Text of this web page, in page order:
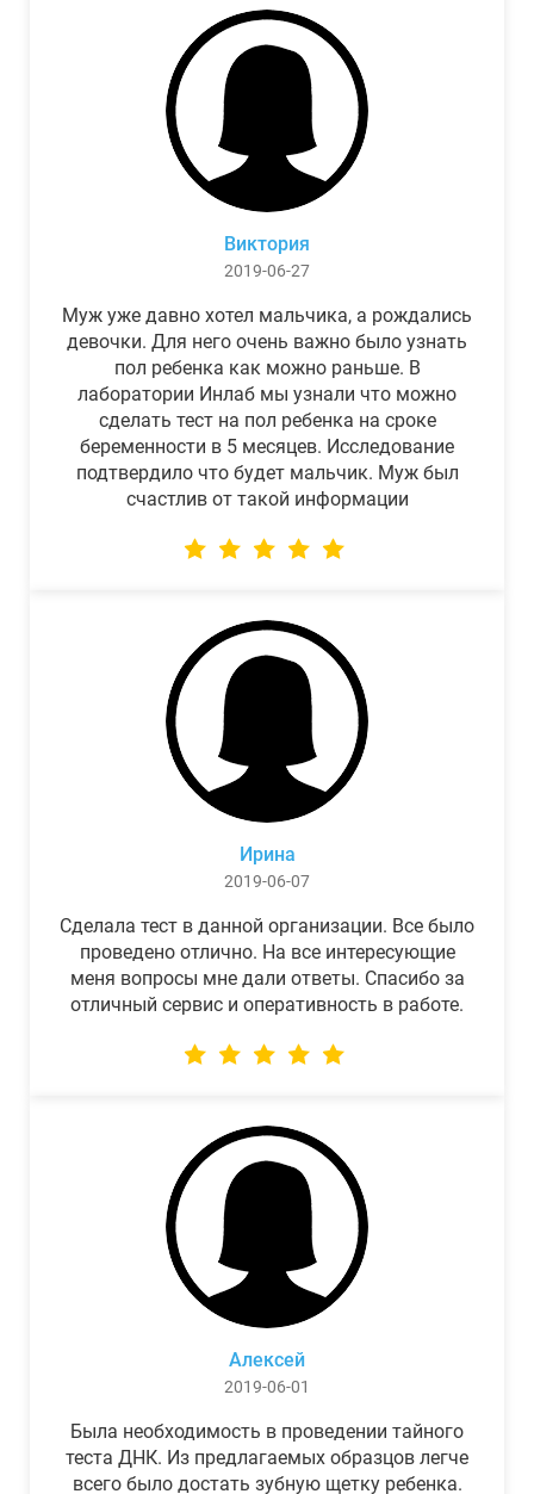
Виктория
2019-06-27
Муж уже давно хотел мальчика, а рождались
девочки. Для него очень важно было узнать
пол ребенка как можно раньше. В
лаборатории Инлаб мы узнали что можно
сделать тест на пол ребенка на сроке
беременности в 5 месяцев. Исследование
подтвердило что будет мальчик. Муж был
счастлив от такой информации
Ирина
2019-06-07
Сделала тест в данной организации. Все было
проведено отлично. На все интересующие
меня вопросы мне дали ответы. Спасибо за
отличный сервис и оперативность в работе.
Алексей
2019-06-01
Была необходимость в проведении тайного
теста ДНК. Из предлагаемых образцов легче
всего было достать зубную щетку ребенка.